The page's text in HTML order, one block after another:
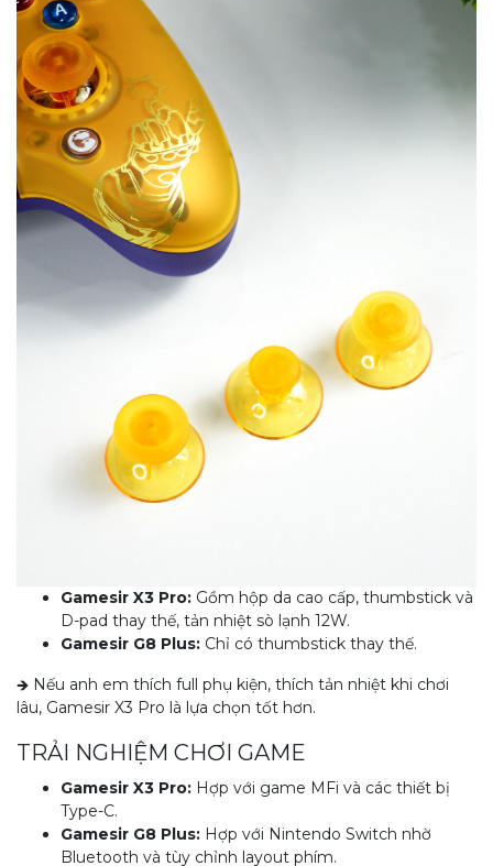
Gamesir X3 Pro: Gồm hộp da cao cấp, thumbstick và
D-pad thay thế, tản nhiệt sò lạnh 12W.
Gamesir G8 Plus: Chỉ có thumbstick thay thế.
🡺 Nếu anh em thích full phụ kiện, thích tản nhiệt khi chơi
lâu, Gamesir X3 Pro là lựa chọn tốt hơn.
TRẢI NGHIỆM CHƠI GAME
Gamesir X3 Pro: Hợp với game MFi và các thiết bị
Type-C.
Gamesir G8 Plus: Hợp với Nintendo Switch nhờ
Bluetooth và tùy chỉnh layout phím.